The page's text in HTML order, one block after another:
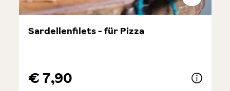
Sardellenfilets - für Pizza
€ 7,90